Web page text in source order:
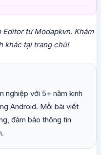
từ Modapkvn. Khám
khác tại trang chủ!
nghiệp với 5+ năm kinh
Android. Mỗi bài viết
đảm bảo thông tin